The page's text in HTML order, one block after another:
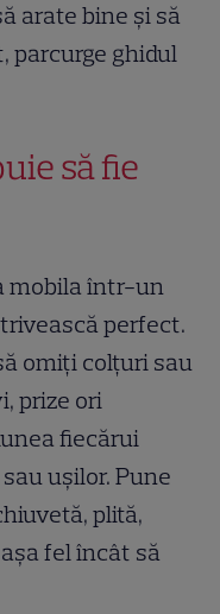
arate bine și să
parcurge ghidul
să fie
mobila într-un
perfect.
omiți colțuri sau
prize ori
fiecărui
ușilor. Pune
plită,
fel încât să